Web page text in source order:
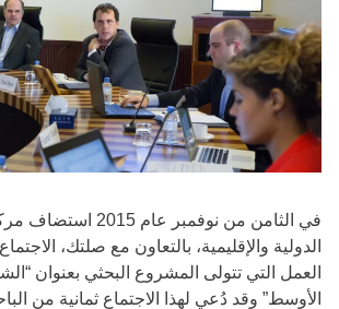
في الثامن من نوفمبر عام
الدولية والإقليمية، بالتعاون مع صلتك،
العمل التي تتولى المشروع البحثي بعنوان
الأوسط” وقد دُعي لهذا الاجتماع ثمانية من